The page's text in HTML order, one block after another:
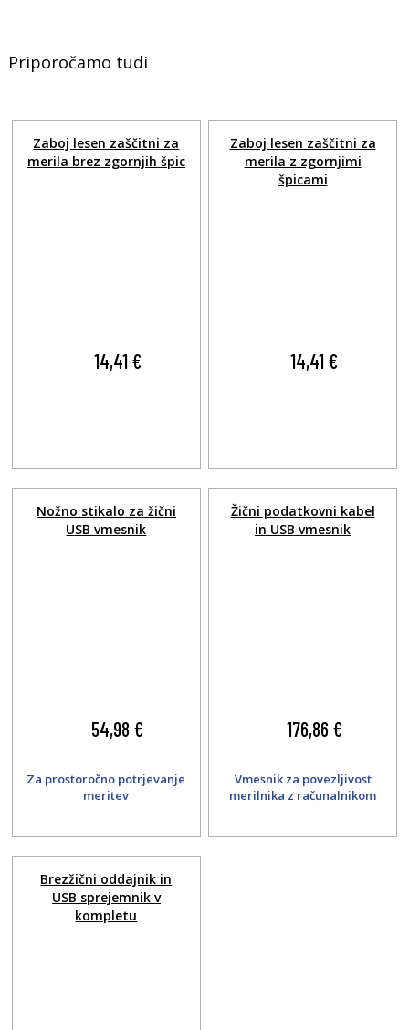
Priporočamo tudi
Zaboj lesen zaščitni za
merila brez zgornjih špic
14,41 €
Zaboj lesen zaščitni za
merila z zgornjimi
špicami
14,41 €
Nožno stikalo za žični
USB vmesnik
54,98 €
Za prostoročno potrjevanje
meritev
Žični podatkovni kabel
in USB vmesnik
176,86 €
Vmesnik za povezljivost
merilnika z računalnikom
Brezžični oddajnik in
USB sprejemnik v
kompletu